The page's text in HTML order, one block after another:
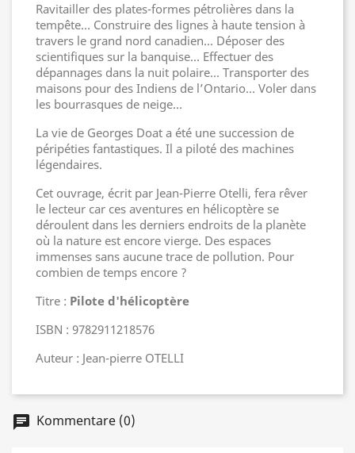
Ravitailler des plates-formes pétrolières dans la
tempête… Construire des lignes à haute tension à
travers le grand nord canadien… Déposer des
scientifiques sur la banquise… Effectuer des
dépannages dans la nuit polaire… Transporter des
maisons pour des Indiens de l’Ontario… Voler dans
les bourrasques de neige…
La vie de Georges Doat a été une succession de
péripéties fantastiques. Il a piloté des machines
légendaires.
Cet ouvrage, écrit par Jean-Pierre Otelli, fera rêver
le lecteur car ces aventures en hélicoptère se
déroulent dans les derniers endroits de la planète
où la nature est encore vierge. Des espaces
immenses sans aucune trace de pollution. Pour
combien de temps encore ?
Titre : Pilote d'hélicoptère
ISBN : 9782911218576
Auteur : Jean-pierre OTELLI
chat Kommentare (0)